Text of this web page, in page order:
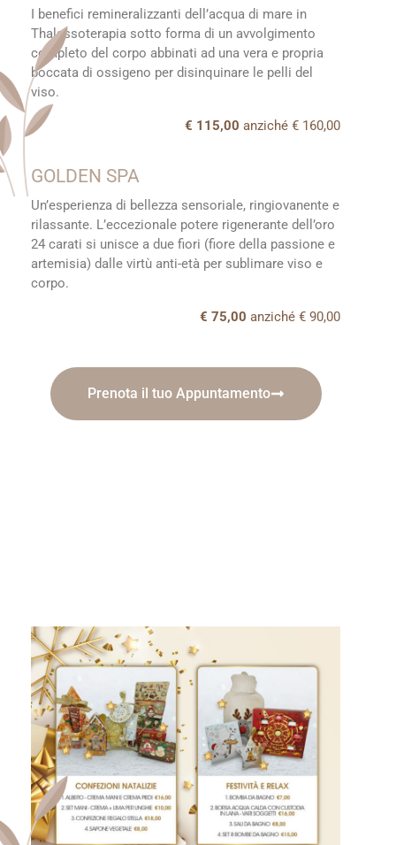
I benefici remineralizzanti dell’acqua di mare in
Thalassoterapia sotto forma di un avvolgimento
completo del corpo abbinati ad una vera e propria
boccata di ossigeno per disinquinare le pelli del
viso.
€ 115,00 anziché € 160,00
GOLDEN SPA
Un’esperienza di bellezza sensoriale, ringiovanente e
rilassante. L’eccezionale potere rigenerante dell’oro
24 carati si unisce a due fiori (fiore della passione e
artemisia) dalle virtù anti-età per sublimare viso e
corpo.
€ 75,00 anziché € 90,00
Prenota il tuo Appuntamento